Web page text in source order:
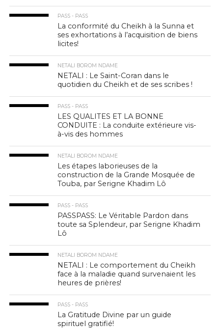
PASS - PASS
La conformité du Cheikh à la Sunna et
ses exhortations à l’acquisition de biens
licites!
NETALI BOROM NDAME
NETALI : Le Saint-Coran dans le
quotidien du Cheikh et de ses scribes !
PASS - PASS
LES QUALITES ET LA BONNE
CONDUITE : La conduite extérieure vis-
à-vis des hommes
NETALI BOROM NDAME
Les étapes laborieuses de la
construction de la Grande Mosquée de
Touba, par Serigne Khadim Lô
PASS - PASS
PASSPASS: Le Véritable Pardon dans
toute sa Splendeur, par Serigne Khadim
Lô
NETALI BOROM NDAME
NETALI : Le comportement du Cheikh
face à la maladie quand survenaient les
heures de prières!
PASS - PASS
La Gratitude Divine par un guide
spirituel gratifié!